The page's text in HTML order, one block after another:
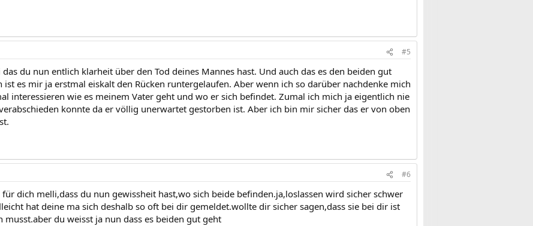
#5
du nun entlich klarheit über den Tod deines Mannes hast. Und auch das es den beiden gut
ist es mir ja erstmal eiskalt den Rücken runtergelaufen. Aber wenn ich so darüber nachdenke mich
interessieren wie es meinem Vater geht und wo er sich befindet. Zumal ich mich ja eigentlich nie
konnte da er völlig unerwartet gestorben ist. Aber ich bin mir sicher das er von oben
#6
dich melli,dass du nun gewissheit hast,wo sich beide befinden.ja,loslassen wird sicher schwer
hat deine ma sich deshalb so oft bei dir gemeldet.wollte dir sicher sagen,dass sie bei dir ist
musst.aber du weisst ja nun dass es beiden gut geht